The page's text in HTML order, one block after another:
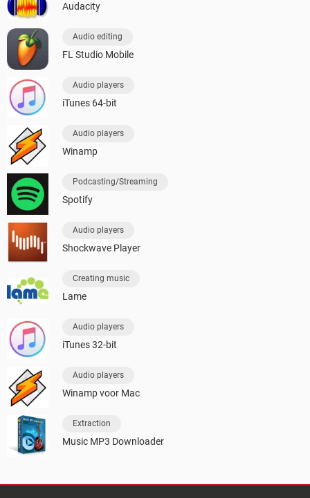
Audacity
Audio editing
FL Studio Mobile
Audio players
iTunes 64-bit
Audio players
Winamp
Podcasting/Streaming
Spotify
Audio players
Shockwave Player
Creating music
Lame
Audio players
iTunes 32-bit
Audio players
Winamp voor Mac
Extraction
Music MP3 Downloader